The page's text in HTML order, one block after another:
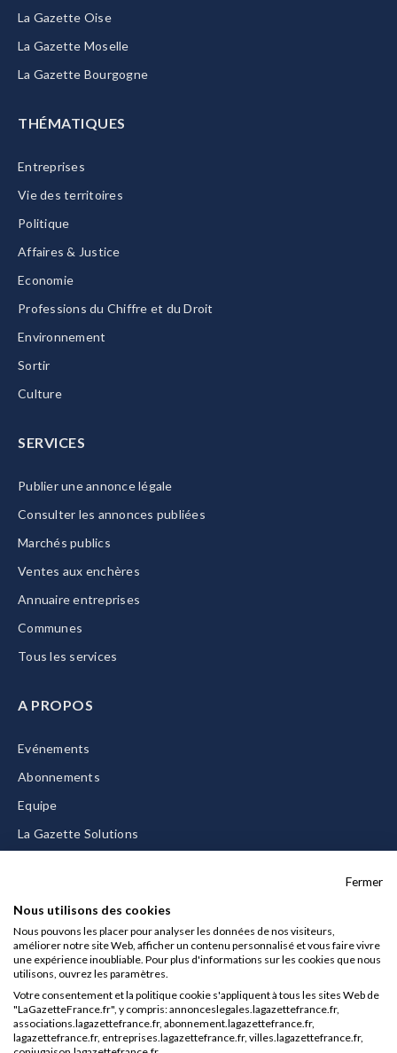
La Gazette Oise
La Gazette Moselle
La Gazette Bourgogne
THÉMATIQUES
Entreprises
Vie des territoires
Politique
Affaires & Justice
Economie
Professions du Chiffre et du Droit
Environnement
Sortir
Culture
SERVICES
Publier une annonce légale
Consulter les annonces publiées
Marchés publics
Ventes aux enchères
Annuaire entreprises
Communes
Tous les services
A PROPOS
Evénements
Abonnements
Equipe
La Gazette Solutions
Mentions légales
CGU/CGV
Données personnelles
Charte sur les cookies
Fermer
Nous utilisons des cookies
Nous pouvons les placer pour analyser les données de nos visiteurs,
améliorer notre site Web, afficher un contenu personnalisé et vous faire vivre
une expérience inoubliable. Pour plus d'informations sur les cookies que nous
utilisons, ouvrez les paramètres.
Votre consentement et la politique cookie s'appliquent à tous les sites Web de
"LaGazetteFrance.fr", y compris: annonceslegales.lagazettefrance.fr,
associations.lagazettefrance.fr, abonnement.lagazettefrance.fr,
lagazettefrance.fr, entreprises.lagazettefrance.fr, villes.lagazettefrance.fr,